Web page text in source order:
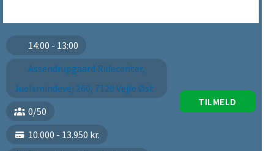
14:00 - 13:00
Assendrupgaard Ridecenter,
Juelsmindevej 260, 7120 Vejle Øst
0/50
10.000 - 13.950 kr.
TILMELD